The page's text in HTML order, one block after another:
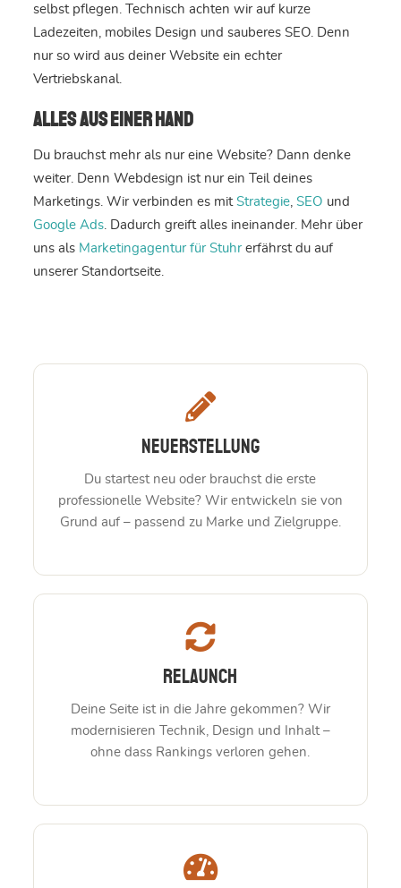
selbst pflegen. Technisch achten wir auf kurze
Ladezeiten, mobiles Design und sauberes SEO. Denn
nur so wird aus deiner Website ein echter
Vertriebskanal.
Alles aus einer Hand
Du brauchst mehr als nur eine Website? Dann denke
weiter. Denn Webdesign ist nur ein Teil deines
Marketings. Wir verbinden es mit Strategie, SEO und
Google Ads. Dadurch greift alles ineinander. Mehr über
uns als Marketingagentur für Stuhrerfährst du auf
unserer Standortseite.
Neuerstellung
Du startest neu oder brauchst die erste
professionelle Website? Wir entwickeln sie von
Grund auf – passend zu Marke und Zielgruppe.
Relaunch
Deine Seite ist in die Jahre gekommen? Wir
modernisieren Technik, Design und Inhalt –
ohne dass Rankings verloren gehen.